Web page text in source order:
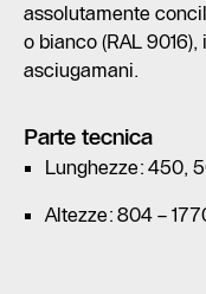
assolutamente
o bianco (RAL
asciugamani.
Parte tecnica
Lunghezze: 450,
Altezze: 804 –